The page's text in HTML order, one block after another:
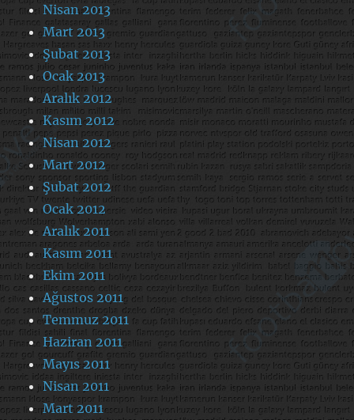
Nisan 2013
Mart 2013
Şubat 2013
Ocak 2013
Aralık 2012
Kasım 2012
Nisan 2012
Mart 2012
Şubat 2012
Ocak 2012
Aralık 2011
Kasım 2011
Ekim 2011
Ağustos 2011
Temmuz 2011
Haziran 2011
Mayıs 2011
Nisan 2011
Mart 2011